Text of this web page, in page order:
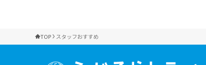
TOP スタッフおすすめ